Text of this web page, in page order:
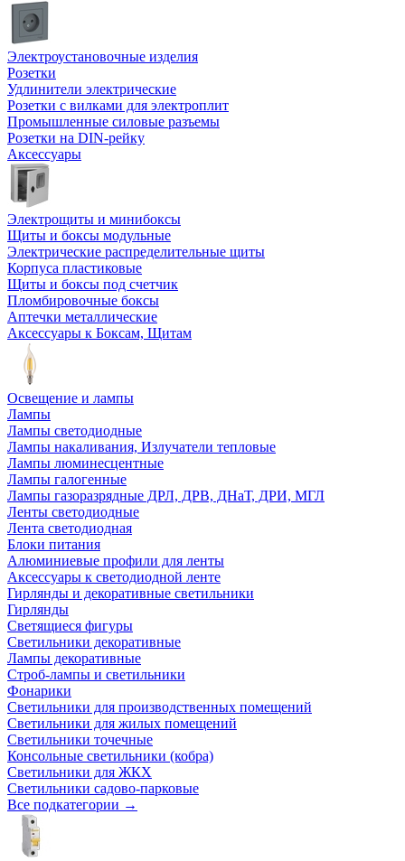
Электроустановочные изделия
Розетки
Удлинители электрические
Розетки с вилками для электроплит
Промышленные силовые разъемы
Розетки на DIN-рейку
Аксессуары
Электрощиты и минибоксы
Щиты и боксы модульные
Электрические распределительные щиты
Корпуса пластиковые
Щиты и боксы под счетчик
Пломбировочные боксы
Аптечки металлические
Аксессуары к Боксам, Щитам
Освещение и лампы
Лампы
Лампы светодиодные
Лампы накаливания, Излучатели тепловые
Лампы люминесцентные
Лампы галогенные
Лампы газоразрядные ДРЛ, ДРВ, ДНаТ, ДРИ, МГЛ
Ленты светодиодные
Лента светодиодная
Блоки питания
Алюминиевые профили для ленты
Аксессуары к светодиодной ленте
Гирлянды и декоративные светильники
Гирлянды
Светящиеся фигуры
Светильники декоративные
Лампы декоративные
Строб-лампы и светильники
Фонарики
Светильники для производственных помещений
Светильники для жилых помещений
Светильники точечные
Консольные светильники (кобра)
Светильники для ЖКХ
Светильники садово-парковые
Все подкатегории →